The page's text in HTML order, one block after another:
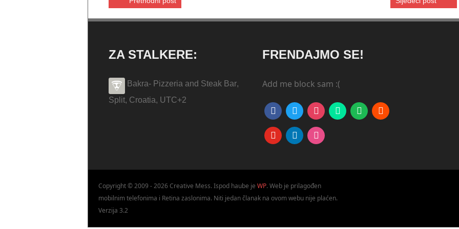
ZA STALKERE:
Bakra- Pizzeria and Steak Bar,
Split, Croatia, UTC+2
FRENDAJMO SE!
Add me block sam :(
facebook
twitter instagramdeviantartspotifystrava
youtubelinkedindribbble
Copyright © 2009 - 2026 Creative Mess. Ispod haube je WP. Web je prilagođen
mobilnim telefonima i Retina zaslonima. Niti jedan članak na ovom webu nije plaćen.
Verzija 3.2